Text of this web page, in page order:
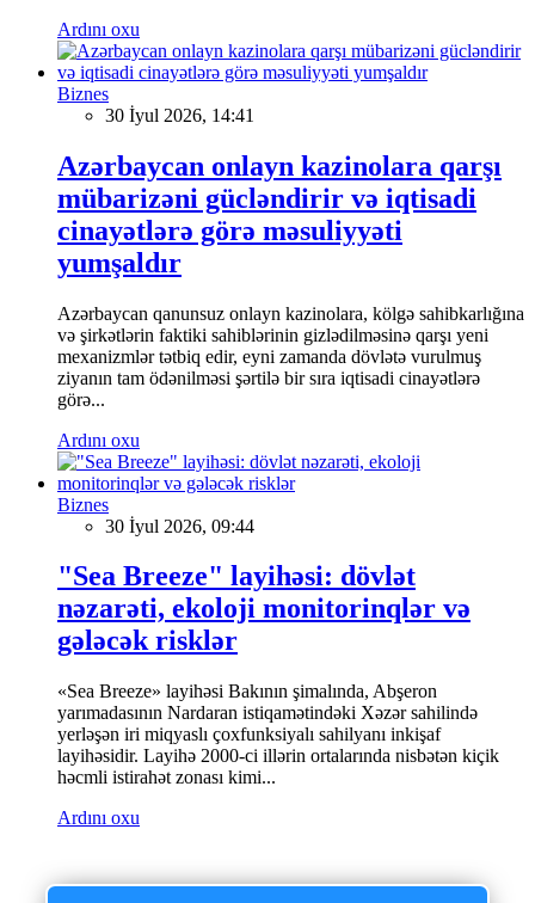
Ardını oxu
Biznes
30 İyul 2026, 14:41
Azərbaycan onlayn kazinolara qarşı
mübarizəni gücləndirir və iqtisadi
cinayətlərə görə məsuliyyəti
yumşaldır
Azərbaycan qanunsuz onlayn kazinolara, kölgə sahibkarlığına
və şirkətlərin faktiki sahiblərinin gizlədilməsinə qarşı yeni
mexanizmlər tətbiq edir, eyni zamanda dövlətə vurulmuş
ziyanın tam ödənilməsi şərtilə bir sıra iqtisadi cinayətlərə
görə...
Ardını oxu
Biznes
30 İyul 2026, 09:44
"Sea Breeze" layihəsi: dövlət
nəzarəti, ekoloji monitorinqlər və
gələcək risklər
«Sea Breeze» layihəsi Bakının şimalında, Abşeron
yarımadasının Nardaran istiqamətindəki Xəzər sahilində
yerləşən iri miqyaslı çoxfunksiyalı sahilyanı inkişaf
layihəsidir. Layihə 2000-ci illərin ortalarında nisbətən kiçik
həcmli istirahət zonası kimi...
Ardını oxu